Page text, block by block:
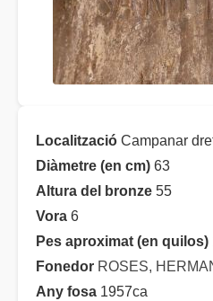
Localització Campanar
Diàmetre (en cm) 63
Altura del bronze 55
Vora 6
Pes aproximat (en quilos)
Fonedor ROSES,
Any fosa 1957ca